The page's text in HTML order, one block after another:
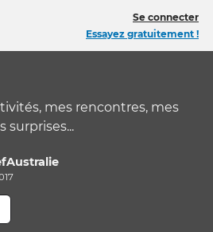
Se connecter
Essayez gratuitement !
mes rencontres, mes
surprises...